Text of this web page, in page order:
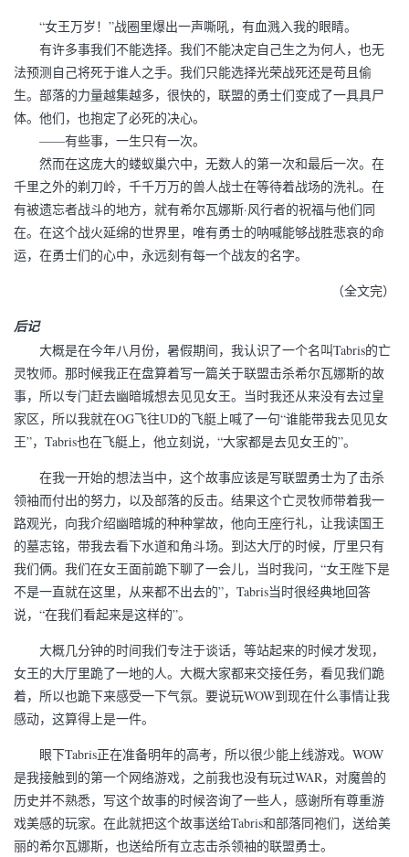
“女王万岁！”战圈里爆出一声嘶吼，有血溅入我的眼睛。
有许多事我们不能选择。我们不能决定自己生之为何人，也无
法预测自己将死于谁人之手。我们只能选择光荣战死还是苟且偷
生。部落的力量越集越多，很快的，联盟的勇士们变成了一具具尸
体。他们，也抱定了必死的决心。
——有些事，一生只有一次。
然而在这庞大的蝼蚁巢穴中，无数人的第一次和最后一次。在
千里之外的剃刀岭，千千万万的兽人战士在等待着战场的洗礼。在
有被遗忘者战斗的地方，就有希尔瓦娜斯·风行者的祝福与他们同
在。在这个战火延绵的世界里，唯有勇士的呐喊能够战胜悲哀的命
运，在勇士们的心中，永远刻有每一个战友的名字。
（全文完）
后记
大概是在今年八月份，暑假期间，我认识了一个名叫Tabris的亡
灵牧师。那时候我正在盘算着写一篇关于联盟击杀希尔瓦娜斯的故
事，所以专门赶去幽暗城想去见见女王。当时我还从来没有去过皇
家区，所以我就在OG飞往UD的飞艇上喊了一句“谁能带我去见见女
王”，Tabris也在飞艇上，他立刻说，“大家都是去见女王的”。
在我一开始的想法当中，这个故事应该是写联盟勇士为了击杀
领袖而付出的努力，以及部落的反击。结果这个亡灵牧师带着我一
路观光，向我介绍幽暗城的种种掌故，他向王座行礼，让我读国王
的墓志铭，带我去看下水道和角斗场。到达大厅的时候，厅里只有
我们俩。我们在女王面前跪下聊了一会儿，当时我问，“女王陛下是
不是一直就在这里，从来都不出去的”，Tabris当时很经典地回答
说，“在我们看起来是这样的”。
大概几分钟的时间我们专注于谈话，等站起来的时候才发现，
女王的大厅里跪了一地的人。大概大家都来交接任务，看见我们跪
着，所以也跪下来感受一下气氛。要说玩WOW到现在什么事情让我
感动，这算得上是一件。
眼下Tabris正在准备明年的高考，所以很少能上线游戏。WOW
是我接触到的第一个网络游戏，之前我也没有玩过WAR，对魔兽的
历史并不熟悉，写这个故事的时候咨询了一些人，感谢所有尊重游
戏美感的玩家。在此就把这个故事送给Tabris和部落同袍们，送给美
丽的希尔瓦娜斯，也送给所有立志击杀领袖的联盟勇士。